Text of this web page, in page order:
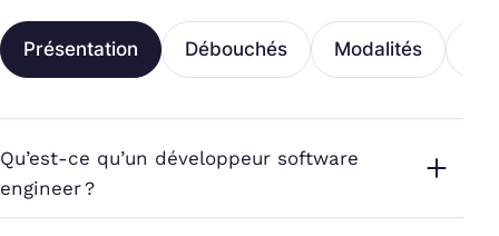
Présentation Débouchés Modalités
Qu’est-ce qu’un développeur software
engineer ?